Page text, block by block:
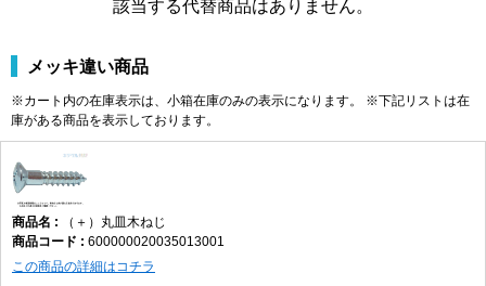
該当する代替商品はありません。
メッキ違い商品
※カート内の在庫表示は、小箱在庫のみの表示になります。 ※下記リストは在
庫がある商品を表示しております。
（＋）丸皿木ねじ
600000020035013001
この商品の詳細はコチラ